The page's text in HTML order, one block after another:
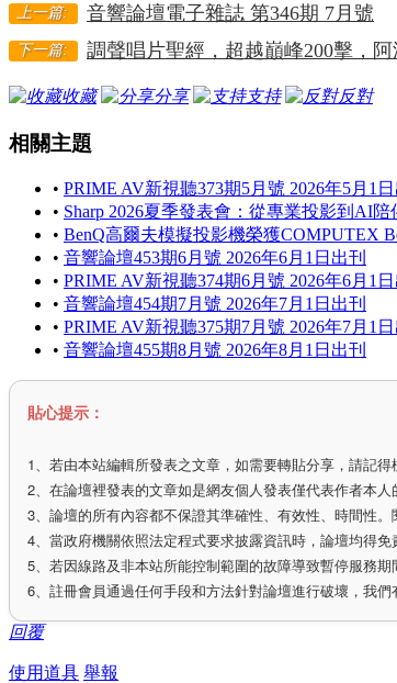
上一篇: 音響論壇電子雜誌 第346期 7月號
下一篇: 調聲唱片聖經，超越巔峰200擊，
收藏 分享 支持 反對
相關主題
• PRIME AV新視聽373期5月號 2026年5月1日
• Sharp 2026夏季發表會：從專業投影到AI
• BenQ高爾夫模擬投影機榮獲COMPUTEX
• 音響論壇453期6月號 2026年6月1日出刊
• PRIME AV新視聽374期6月號 2026年6月1日
• 音響論壇454期7月號 2026年7月1日出刊
• PRIME AV新視聽375期7月號 2026年7月1日
• 音響論壇455期8月號 2026年8月1日出刊
貼心提示：
1、若由本站編輯所發表之文章，如需要轉貼分享，請記得
2、在論壇裡發表的文章如是網友個人發表僅代表作者本人
3、論壇的所有內容都不保證其準確性、有效性、時間性
4、當政府機關依照法定程式要求披露資訊時，論壇均得免
5、若因線路及非本站所能控制範圍的故障導致暫停服務期
6、註冊會員通過任何手段和方法針對論壇進行破壞，我
回覆
使用道具 舉報